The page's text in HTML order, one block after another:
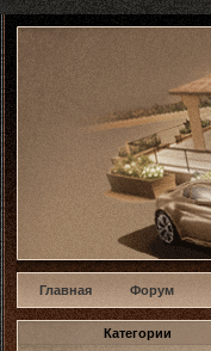
w
Главная Форум
Категории